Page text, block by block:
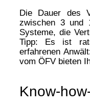
Die Dauer des
zwischen 3 und
Systeme, die
Tipp: Es ist
erfahrenen
vom ÖFV bieten
Know-